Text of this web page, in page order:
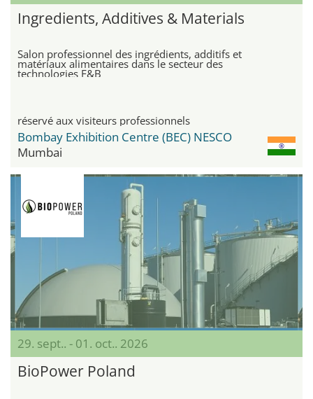
Ingredients, Additives & Materials
Salon professionnel des ingrédients, additifs et
matériaux alimentaires dans le secteur des
technologies F&B
réservé aux visiteurs professionnels
Bombay Exhibition Centre (BEC) NESCO
Mumbai
29. sept.. - 01. oct.. 2026
BioPower Poland